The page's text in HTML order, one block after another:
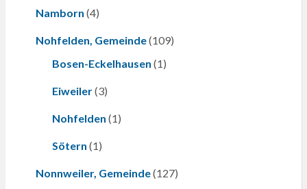
Namborn (4)
Nohfelden, Gemeinde(109)
Bosen-Eckelhausen (1)
Eiweiler(3)
Nohfelden (1)
Sötern (1)
Nonnweiler, Gemeinde(127)